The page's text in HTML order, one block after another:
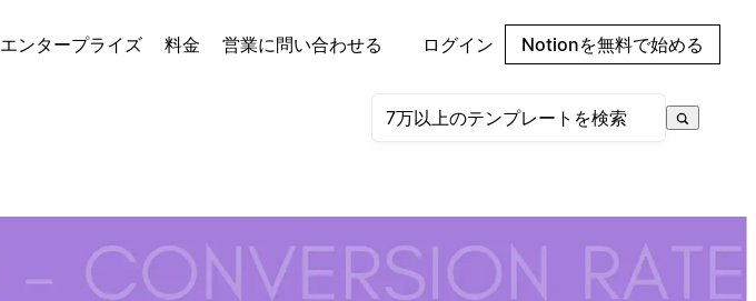
エンタープライズ 料金 営業に問い合わせる ログイン Notionを無料で始める